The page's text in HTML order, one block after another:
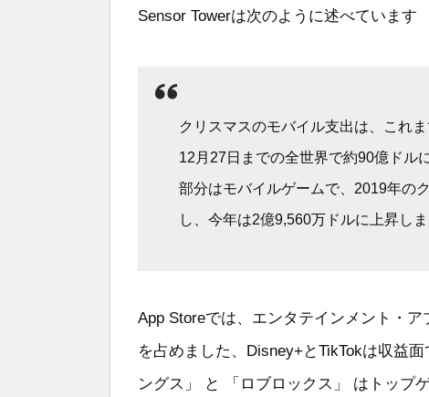
Sensor Towerは次のように述べています
クリスマスのモバイル支出は、これ
12月27日までの全世界で約90億ドル
部分はモバイルゲームで、2019年の
し、今年は2億9,560万ドルに上昇し
App Storeでは、エンタテインメント・
を占めました、Disney+とTikTokは収益
ングス」 と 「ロブロックス」 はトップ